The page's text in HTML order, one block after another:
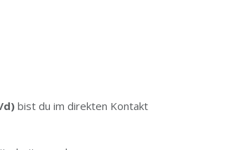
d) bist du im direkten Kontakt